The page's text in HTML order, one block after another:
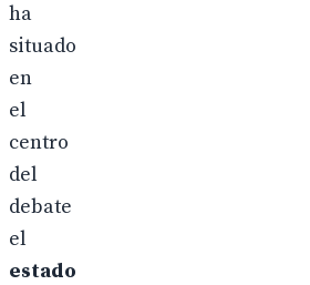
ha
situado
en
el
centro
del
debate
el
estado